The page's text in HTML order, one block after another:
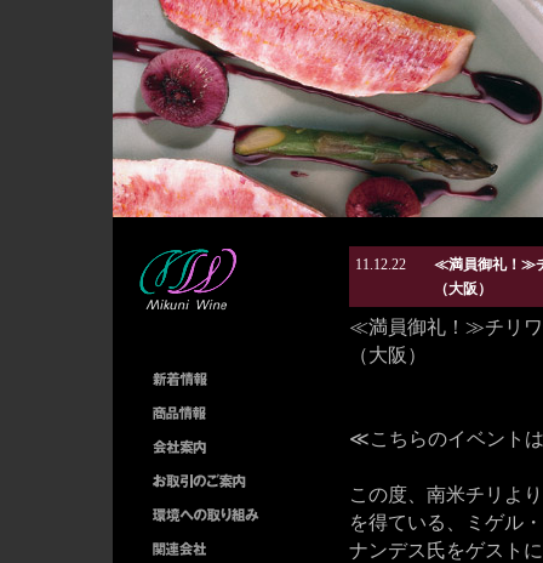
11.12.22
≪満員御礼！≫
（大阪）
≪満員御礼！≫チリワ
（大阪）
≪こちらのイベント
この度、南米チリよ
を得ている、ミゲル
ナンデス氏をゲスト